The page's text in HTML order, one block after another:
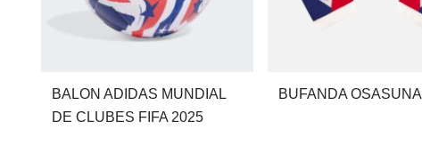
BALON ADIDAS MUNDIAL
DE CLUBES FIFA 2025
BUFANDA